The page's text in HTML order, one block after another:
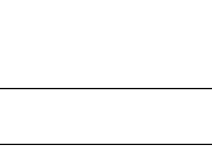
optischer